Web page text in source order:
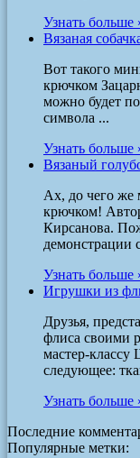
Узнать больше
Вязаная
Вот такого
крючком
можно будет
символа ...
Узнать больше
Вязаный
Ах, до чего же
крючком!
Кирсанова.
демонстрации
Узнать больше
Игрушки из
Друзья,
флиса своими
мастер-
следующее:
Узнать больше
Последние
Популярные метки: